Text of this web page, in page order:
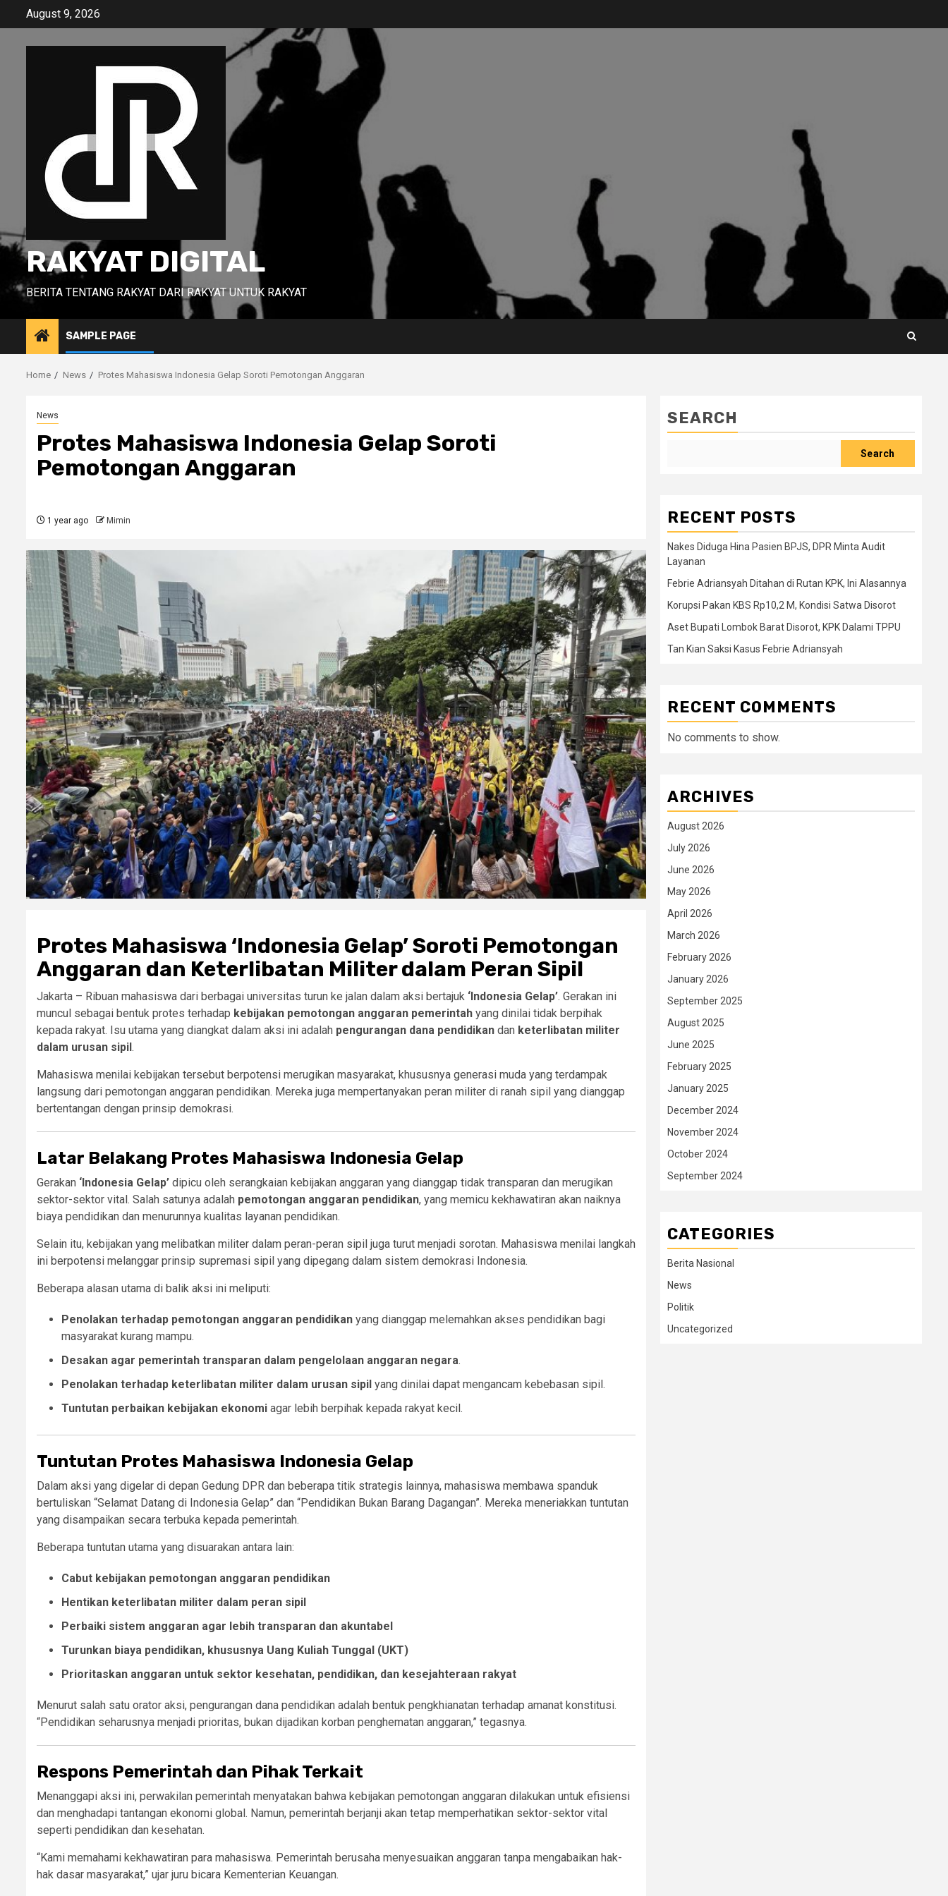
August 9, 2026
RAKYAT DIGITAL
BERITA TENTANG RAKYAT DARI RAKYAT UNTUK RAKYAT
SAMPLE PAGE
Home News Protes Mahasiswa Indonesia Gelap Soroti Pemotongan Anggaran
News
Protes Mahasiswa Indonesia Gelap Soroti
Pemotongan Anggaran
1 year ago Mimin
Protes Mahasiswa ‘Indonesia Gelap’ Soroti Pemotongan
Anggaran dan Keterlibatan Militer dalam Peran Sipil
Jakarta – Ribuan mahasiswa dari berbagai universitas turun ke jalan dalam aksi bertajuk ‘Indonesia Gelap’. Gerakan ini
muncul sebagai bentuk protes terhadap kebijakan pemotongan anggaran pemerintah yang dinilai tidak berpihak
kepada rakyat. Isu utama yang diangkat dalam aksi ini adalah pengurangan dana pendidikan dan keterlibatan militer
dalam urusan sipil .
Mahasiswa menilai kebijakan tersebut berpotensi merugikan masyarakat, khususnya generasi muda yang terdampak
langsung dari pemotongan anggaran pendidikan. Mereka juga mempertanyakan peran militer di ranah sipil yang dianggap
bertentangan dengan prinsip demokrasi.
Latar Belakang Protes Mahasiswa Indonesia Gelap
Gerakan ‘Indonesia Gelap’ dipicu oleh serangkaian kebijakan anggaran yang dianggap tidak transparan dan merugikan
sektor-sektor vital. Salah satunya adalah pemotongan anggaran pendidikan, yang memicu kekhawatiran akan naiknya
biaya pendidikan dan menurunnya kualitas layanan pendidikan.
Selain itu, kebijakan yang melibatkan militer dalam peran-peran sipil juga turut menjadi sorotan. Mahasiswa menilai langkah
ini berpotensi melanggar prinsip supremasi sipil yang dipegang dalam sistem demokrasi Indonesia.
Beberapa alasan utama di balik aksi ini meliputi:
Penolakan terhadap pemotongan anggaran pendidikan yang dianggap melemahkan akses pendidikan bagi
masyarakat kurang mampu.
Desakan agar pemerintah transparan dalam pengelolaan anggaran negara.
Penolakan terhadap keterlibatan militer dalam urusan sipil yang dinilai dapat mengancam kebebasan sipil.
Tuntutan perbaikan kebijakan ekonomi agar lebih berpihak kepada rakyat kecil.
Tuntutan Protes Mahasiswa Indonesia Gelap
Dalam aksi yang digelar di depan Gedung DPR dan beberapa titik strategis lainnya, mahasiswa membawa spanduk
bertuliskan “Selamat Datang di Indonesia Gelap” dan “Pendidikan Bukan Barang Dagangan”. Mereka meneriakkan tuntutan
yang disampaikan secara terbuka kepada pemerintah.
Beberapa tuntutan utama yang disuarakan antara lain:
Cabut kebijakan pemotongan anggaran pendidikan
Hentikan keterlibatan militer dalam peran sipil
Perbaiki sistem anggaran agar lebih transparan dan akuntabel
Turunkan biaya pendidikan, khususnya Uang Kuliah Tunggal (UKT)
Prioritaskan anggaran untuk sektor kesehatan, pendidikan, dan kesejahteraan rakyat
Menurut salah satu orator aksi, pengurangan dana pendidikan adalah bentuk pengkhianatan terhadap amanat konstitusi.
“Pendidikan seharusnya menjadi prioritas, bukan dijadikan korban penghematan anggaran,” tegasnya.
Respons Pemerintah dan Pihak Terkait
Menanggapi aksi ini, perwakilan pemerintah menyatakan bahwa kebijakan pemotongan anggaran dilakukan untuk efisiensi
dan menghadapi tantangan ekonomi global. Namun, pemerintah berjanji akan tetap memperhatikan sektor-sektor vital
seperti pendidikan dan kesehatan.
“Kami memahami kekhawatiran para mahasiswa. Pemerintah berusaha menyesuaikan anggaran tanpa mengabaikan hak-
hak dasar masyarakat,” ujar juru bicara Kementerian Keuangan.
SEARCH
Search
RECENT POSTS
Nakes Diduga Hina Pasien BPJS, DPR Minta Audit
Layanan
Febrie Adriansyah Ditahan di Rutan KPK, Ini Alasannya
Korupsi Pakan KBS Rp10,2 M, Kondisi Satwa Disorot
Aset Bupati Lombok Barat Disorot, KPK Dalami TPPU
Tan Kian Saksi Kasus Febrie Adriansyah
RECENT COMMENTS
No comments to show.
ARCHIVES
August 2026
July 2026
June 2026
May 2026
April 2026
March 2026
February 2026
January 2026
September 2025
August 2025
June 2025
February 2025
January 2025
December 2024
November 2024
October 2024
September 2024
CATEGORIES
Berita Nasional
News
Politik
Uncategorized